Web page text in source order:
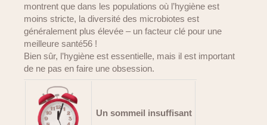
montrent que dans les populations où l’hygiène est
moins stricte, la diversité des microbiotes est
généralement plus élevée – un facteur clé pour une
meilleure santé56 !
Bien sûr, l’hygiène est essentielle, mais il est important
de ne pas en faire une obsession.
Un sommeil insuffisant